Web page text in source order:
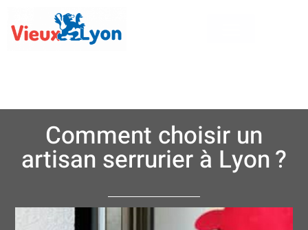
Comment choisir un
artisan serrurier à Lyon ?